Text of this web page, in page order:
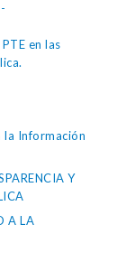
en las
la Información
Y
A LA